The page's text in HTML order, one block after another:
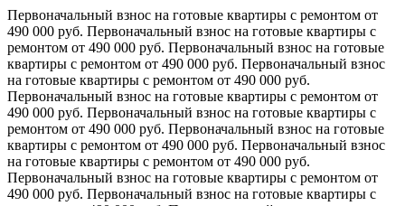
Первоначальный взнос на готовые квартиры с ремонтом от
490 000 руб. Первоначальный взнос на готовые квартиры с
ремонтом от 490 000 руб. Первоначальный взнос на готовые
квартиры с ремонтом от 490 000 руб. Первоначальный взнос
на готовые квартиры с ремонтом от 490 000 руб.
Первоначальный взнос на готовые квартиры с ремонтом от
490 000 руб. Первоначальный взнос на готовые квартиры с
ремонтом от 490 000 руб. Первоначальный взнос на готовые
квартиры с ремонтом от 490 000 руб. Первоначальный взнос
на готовые квартиры с ремонтом от 490 000 руб.
Первоначальный взнос на готовые квартиры с ремонтом от
490 000 руб. Первоначальный взнос на готовые квартиры с